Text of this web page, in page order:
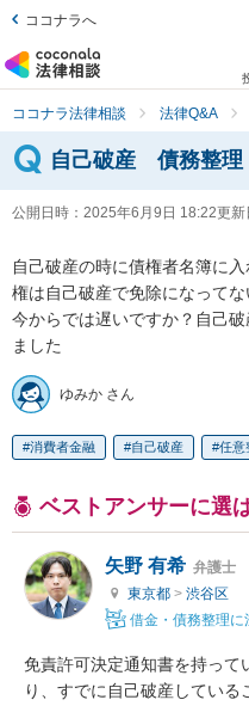
ココナラへ
ココナラ法律相談 法律Q&A
自己破産 債務整
公開日時： 2025年6月9日 18:22更新
自己破産の時に債権者名簿に
権は自己破産で免除になって
今からでは遅いですか？自己
ました
ゆみか さん
消費者金融 自己破産 任意
ベストアンサーに選
矢野 有希 弁護士
東京都 > 渋谷区
借金・債務整理に
免責許可決定通知書を持って
り、すでに自己破産してい